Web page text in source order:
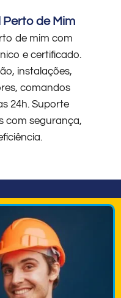
de Mim
de mim com
e certificado.
instalações,
comandos
24h. Suporte
com segurança,